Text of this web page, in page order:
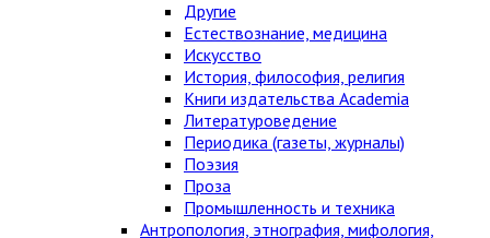
Другие
Естествознание, медицина
Искусство
История, философия, религия
Книги издательства Academia
Литературоведение
Периодика (газеты, журналы)
Поэзия
Проза
Промышленность и техника
Антропология, этнография, мифология,